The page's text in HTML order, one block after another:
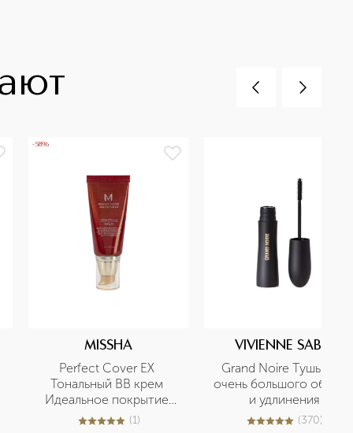
-58%
MISSHA
Perfect Cover EX
Тональный BB крем
Идеальное покрытие
SPF42/PA+++
5из 51 (1)
VIVIENNE SABO
Grand Noire Тушь для
очень большого объема
и удлинения
4.9из5370 (370)